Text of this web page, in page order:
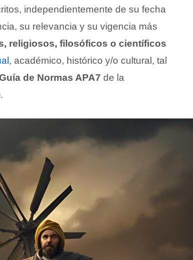
independientemente de su fecha
su relevancia y su vigencia más
religiosos, filosóficos o científicos
, académico, histórico y/o cultural, tal
de Normas APA7 de la
.